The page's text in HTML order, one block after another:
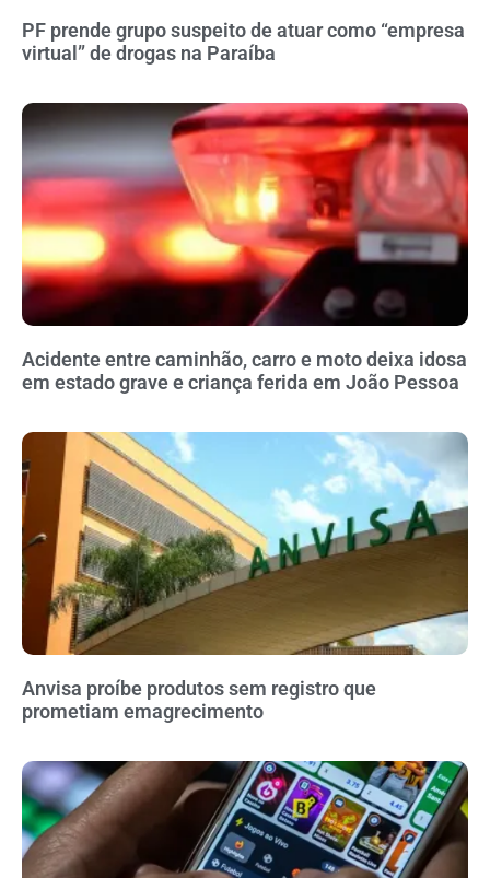
PF prende grupo suspeito de atuar como “empresa
virtual” de drogas na Paraíba
Acidente entre caminhão, carro e moto deixa idosa
em estado grave e criança ferida em João Pessoa
Anvisa proíbe produtos sem registro que
prometiam emagrecimento